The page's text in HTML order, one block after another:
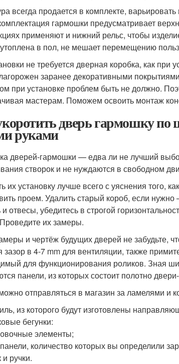
всегда продается в комплекте,
гармошки предусматривает
применяют и нижний рельс, чтобы
в пол, не мешает перемещению
не требуется дверная коробка, как
заранее декоративными
при установке проблем быть не должно.
мастерам. Поможем освоить монтаж
дверь гармошку
руками
дверей-гармошки — едва ли не лучший
створок и не нуждаются в свободном
их установку лучше всего с уяснения того,
проем. Удалить старый короб, если
отвесы, убедитесь в строгой
их замеры.
и чертёж будущих дверей не забудьте,
зазор в 4-7 mm для вентиляции, также
для функционирования роликов. Зная
панели, из которых состоит полотно
отправляться в магазин за ламелями и
из которого будут изготовлены
бегунки:
элементы;
количество которых вы определили
и ручки.